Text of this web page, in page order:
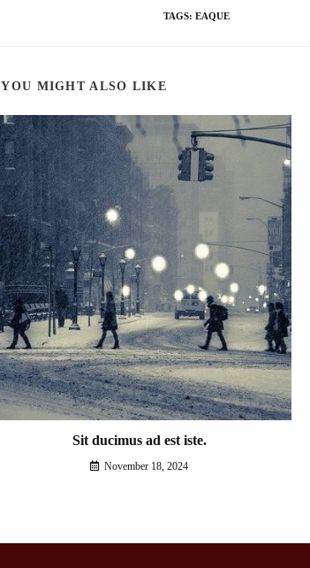
TAGS: EAQUE
YOU MIGHT ALSO LIKE
Sit ducimus ad est iste.
November 18, 2024